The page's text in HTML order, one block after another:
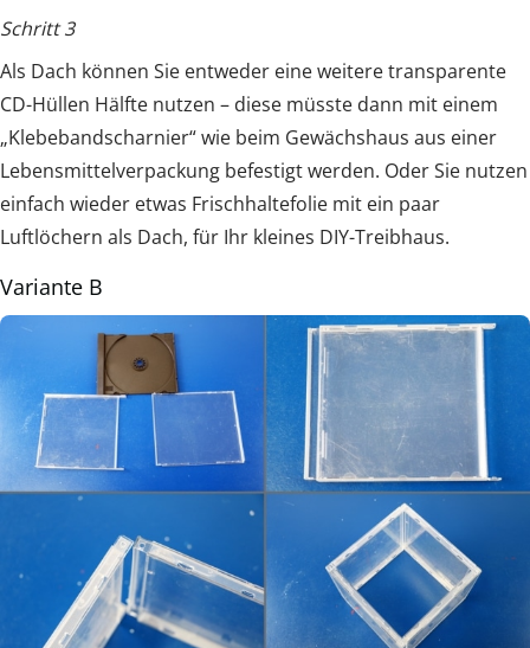
Schritt 3
Als Dach können Sie entweder eine weitere transparente
CD-Hüllen Hälfte nutzen – diese müsste dann mit einem
„Klebebandscharnier“ wie beim Gewächshaus aus einer
Lebensmittelverpackung befestigt werden. Oder Sie nutzen
einfach wieder etwas Frischhaltefolie mit ein paar
Luftlöchern als Dach, für Ihr kleines DIY-Treibhaus.
Variante B